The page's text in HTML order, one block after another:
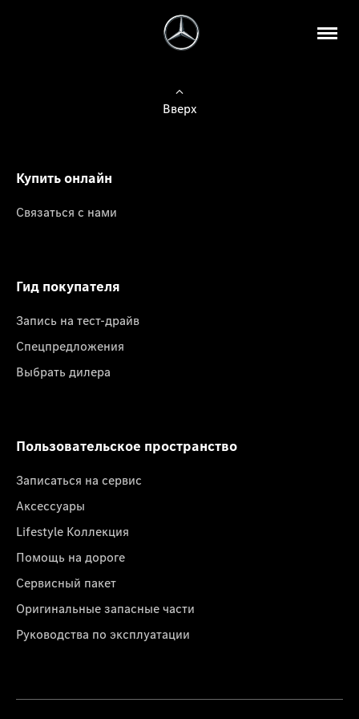
Вверх
Купить онлайн
Связаться с нами
Гид покупателя
Запись на тест-драйв
Спецпредложения
Выбрать дилера
Пользовательское пространство
Записаться на сервис
Аксессуары
Lifestyle Коллекция
Помощь на дороге
Сервисный пакет
Оригинальные запасные части
Руководства по эксплуатации